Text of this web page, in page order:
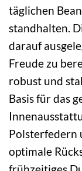
täglichen
standhalten.
darauf
Freude zu
robust und
Basis für das
Polsterfedern
optimale